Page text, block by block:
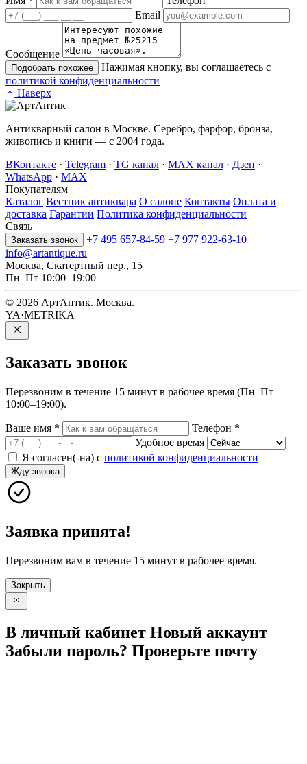
Email
Сообщение
Подобрать похожее
Нажимая кнопку, вы соглашаетесь с
политикой конфиденциальности
Наверх
Антикварный салон в Москве. Серебро, фарфор, бронза,
живопись и книги — с 2004 года.
ВКонтакте · Telegram · TG канал · MAX канал · Дзен ·
WhatsApp · MAX
Покупателям
Каталог Вестник антиквара О салоне Контакты Оплата и
доставка Гарантии Политика конфиденциальности
Связь
Заказать звонок +7 495 657-84-59 +7 977 922-63-10
info@artantique.ru
Москва, Скатертный пер., 15
Пн–Пт 10:00–19:00
© 2026 АртАнтик. Москва.
YA·METRIKA
Заказать звонок
Перезвоним в течение 15 минут в рабочее время (Пн–Пт
10:00–19:00).
Ваше имя * Телефон *
Удобное время
Я согласен(-на) с политикой конфиденциальности
Жду звонка
Заявка принята!
Перезвоним вам в течение 15 минут в рабочее время.
Закрыть
В личный кабинет Новый аккаунт
Забыли пароль? Проверьте почту